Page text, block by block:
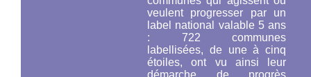
veulent progresser par un
label national valable 5 ans
: 722 communes
labellisées, de une à cinq
étoiles, ont vu ainsi leur
démarche de progrès